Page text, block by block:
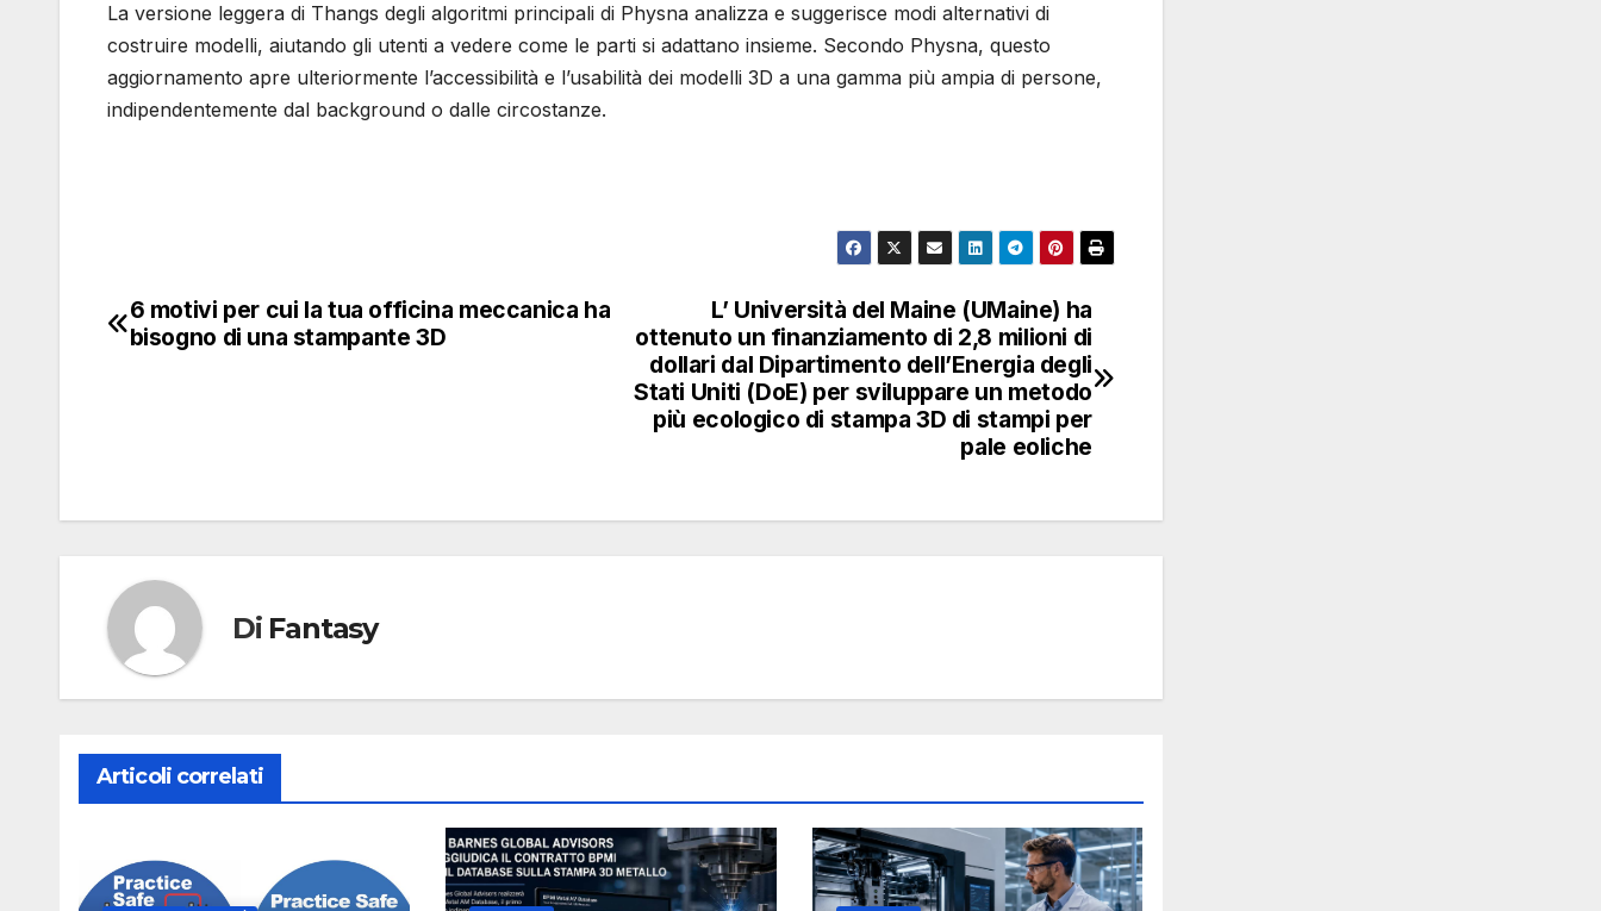
La versione leggera di Thangs degli algoritmi principali di Physna analizza e suggerisce modi alternativi di
costruire modelli, aiutando gli utenti a vedere come le parti si adattano insieme. Secondo Physna, questo
aggiornamento apre ulteriormente l’accessibilità e l’usabilità dei modelli 3D a una gamma più ampia di persone,
indipendentemente dal background o dalle circostanze.
Navigazione
L’ Università del Maine (UMaine) ha
ottenuto un finanziamento di 2,8 milioni di
dollari dal Dipartimento dell’Energia degli
Stati Uniti (DoE) per sviluppare un metodo
più ecologico di stampa 3D di stampi per
pale eoliche
6 motivi per cui la tua officina meccanica ha
bisogno di una stampante 3D
Di Fantasy
Articoli correlati